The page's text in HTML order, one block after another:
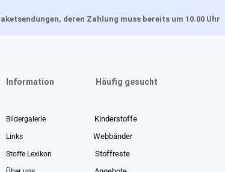
deren Zahlung muss bereits um 10.00 Uhr
Information Häufig gesucht
Bildergalerie Kinderstoffe
Links Webbänder
Stoffe Lexikon Stoffreste